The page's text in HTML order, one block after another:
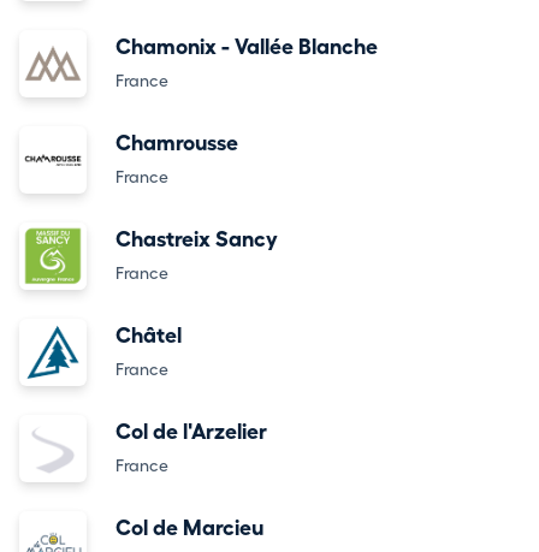
Chamonix - Vallée Blanche
France
Chamrousse
France
Chastreix Sancy
France
Châtel
France
Col de l'Arzelier
France
Col de Marcieu